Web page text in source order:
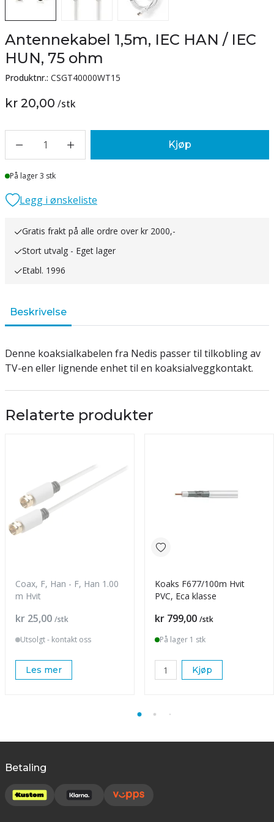
Antennekabel 1,5m, IEC HAN / IEC
HUN, 75 ohm
Produktnr.: CSGT40000WT15
kr 20,00 /stk
1 Kjøp
Lager
På lager 3 stk
Legg i ønskeliste
Gratis frakt på alle ordre over kr 2000,-
Stort utvalg - Eget lager
Etabl. 1996
Beskrivelse
Denne koaksialkabelen fra Nedis passer til tilkobling av
TV-en eller lignende enhet til en koaksialveggkontakt.
Relaterte produkter
Coax, F, Han - F, Han 1.00
m Hvit
Pris
kr 25,00 /stk
Utsolgt - kontakt oss
Les mer
Koaks F677/100m Hvit
PVC, Eca klasse
Pris
kr 799,00 /stk
På lager 1 stk
Kjøp
Betaling